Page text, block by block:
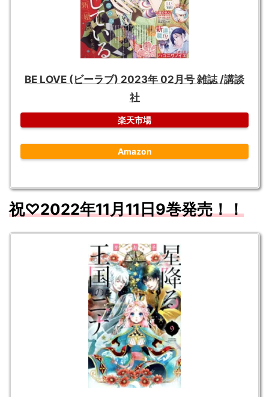
BE LOVE (ビーラブ) 2023年 02月号 雑誌 /講談
社
楽天市場
Amazon
祝♡2022年11月11日9巻発売！！